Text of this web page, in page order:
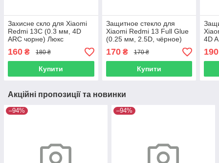
Захисне скло для Xiaomi
Redmi 13C (0.3 мм, 4D
ARC чорне) Люкс
160 ₴ 180 ₴
Купити
Защитное стекло для
Xiaomi Redmi 13 Full Glue
(0.25 мм, 2.5D, чёрное)
170₴ 170 ₴
Купити
4D
190
Акційні пропозиції та новинки
–94% –94%